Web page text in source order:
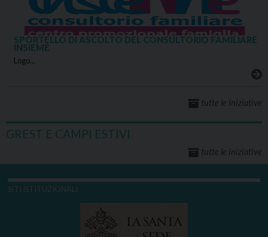
SPORTELLO DI ASCOLTO DEL CONSULTORIO FAMILIARE
INSIEME
Logo…
tutte le iniziative
GREST E CAMPI ESTIVI
tutte le iniziative
SITI ISTITUZIONALI